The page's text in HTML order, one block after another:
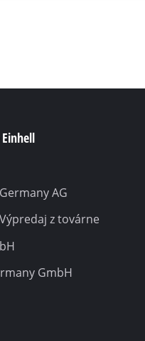
AG
z továrne
GmbH